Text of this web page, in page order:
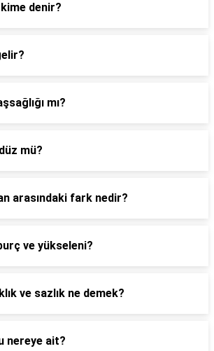
denir?
mı?
mü?
arasındaki fark nedir?
ve yükseleni?
ve sazlık ne demek?
nereye ait?